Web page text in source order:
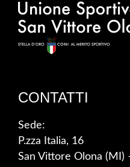
CONTATTI
Sede:
P.zza Italia, 16
San Vittore Olona (MI)